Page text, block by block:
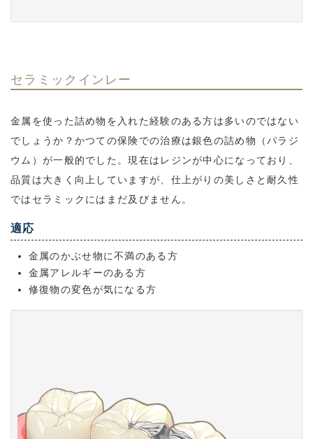
セラミックインレー
金属を使った詰め物を入れた経験のある方は多いのではない
でしょうか？かつての保険での治療は銀色の詰め物（パラジ
ウム）が一般的でした。現在はレジンが中心になっており、
品質は大きく向上していますが、仕上がりの美しさと耐久性
ではセラミックにはまだ及びません。
適応
金属のかぶせ物に不満のある方
金属アレルギーのある方
修復物の変色が気になる方